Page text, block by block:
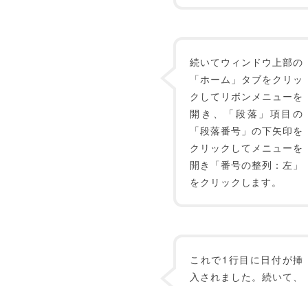
続いてウィンドウ上部の
「ホーム」タブをクリッ
クしてリボンメニューを
開き、「段落」項目の
「段落番号」の下矢印を
クリックしてメニューを
開き「番号の整列：左」
をクリックします。
これで1行目に日付が挿
入されました。続いて、